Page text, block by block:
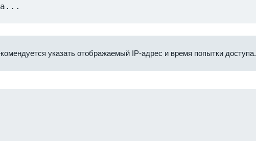
указать отображаемый IP-адрес и время попытки доступа.